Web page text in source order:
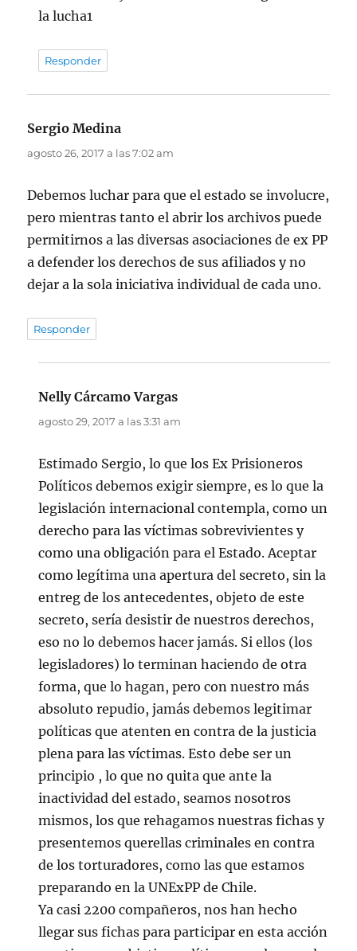
la lucha1
Responder
Sergio Medina
agosto 26, 2017 a las 7:02 am
Debemos luchar para que el estado se involucre,
pero mientras tanto el abrir los archivos puede
permitirnos a las diversas asociaciones de ex PP
a defender los derechos de sus afiliados y no
dejar a la sola iniciativa individual de cada uno.
Responder
Nelly Cárcamo Vargas
agosto 29, 2017 a las 3:31 am
Estimado Sergio, lo que los Ex Prisioneros
Políticos debemos exigir siempre, es lo que la
legislación internacional contempla, como un
derecho para las víctimas sobrevivientes y
como una obligación para el Estado. Aceptar
como legítima una apertura del secreto, sin la
entreg de los antecedentes, objeto de este
secreto, sería desistir de nuestros derechos,
eso no lo debemos hacer jamás. Si ellos (los
legisladores) lo terminan haciendo de otra
forma, que lo hagan, pero con nuestro más
absoluto repudio, jamás debemos legitimar
políticas que atenten en contra de la justicia
plena para las víctimas. Esto debe ser un
principio , lo que no quita que ante la
inactividad del estado, seamos nosotros
mismos, los que rehagamos nuestras fichas y
presentemos querellas criminales en contra
de los torturadores, como las que estamos
preparando en la UNExPP de Chile.
Ya casi 2200 compañeros, nos han hecho
llegar sus fichas para participar en esta acción